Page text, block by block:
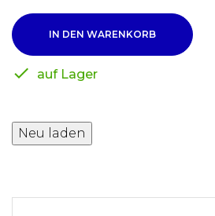
IN DEN WARENKORB
 auf Lager